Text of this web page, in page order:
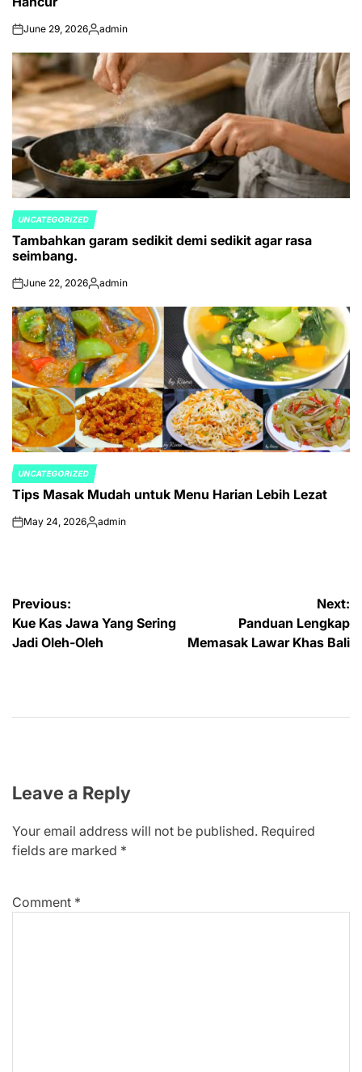
onJune 29, 2026Posted
admin
POSTED
IN
UNCATEGORIZED
Tambahkan garam sedikit demi sedikit agar rasa
seimbang.
onJune 22, 2026Posted
admin
POSTED
IN
UNCATEGORIZED
Tips Masak Mudah untuk Menu Harian Lebih Lezat
onMay 24, 2026Posted
admin
Post
navigation
Previous:
Kue Kas Jawa Yang Sering
Jadi Oleh-Oleh
Next:
Panduan Lengkap
Memasak Lawar Khas Bali
Leave a Reply
Your email address will not be published. Required
fields are marked *
Comment *